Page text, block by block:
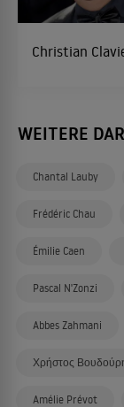
Christian
WEITERE
Chantal Lauby
Frédéric Chau
Émilie Caen
Pascal N'Zonzi
Abbes Zahmani
Χρήστος
Amélie Prévot